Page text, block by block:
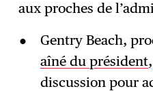
aux proches de
Gentry Beach,
aîné du président
discussion pour